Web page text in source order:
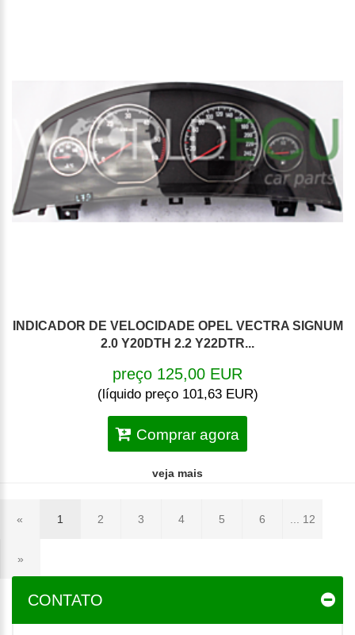
INDICADOR DE VELOCIDADE OPEL VECTRA SIGNUM
2.0 Y20DTH 2.2 Y22DTR...
preço 125,00 EUR
(líquido preço 101,63 EUR)
Comprar agora
veja mais
« 1 2 3 4 5 6 ... 12
»
CONTATO